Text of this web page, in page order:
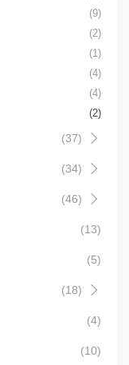
(9)
(2)
(1)
(4)
(4)
(2)
(37)
(34)
(46)
(13)
(5)
(18)
(4)
(10)